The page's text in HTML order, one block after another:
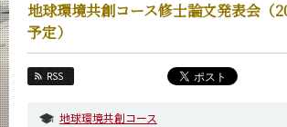
地球環境共創コース修士論文発表会（
予定）
RSS
地球環境共創コース
教育
Education
教員・研究室
Faculty and Laboratories
未来